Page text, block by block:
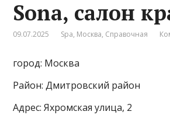
Sona, салон
09.07.2025 Spa, Москва, Справочная
город: Москва
Район: Дмитровский район
Адрес: Яхромская улица, 2